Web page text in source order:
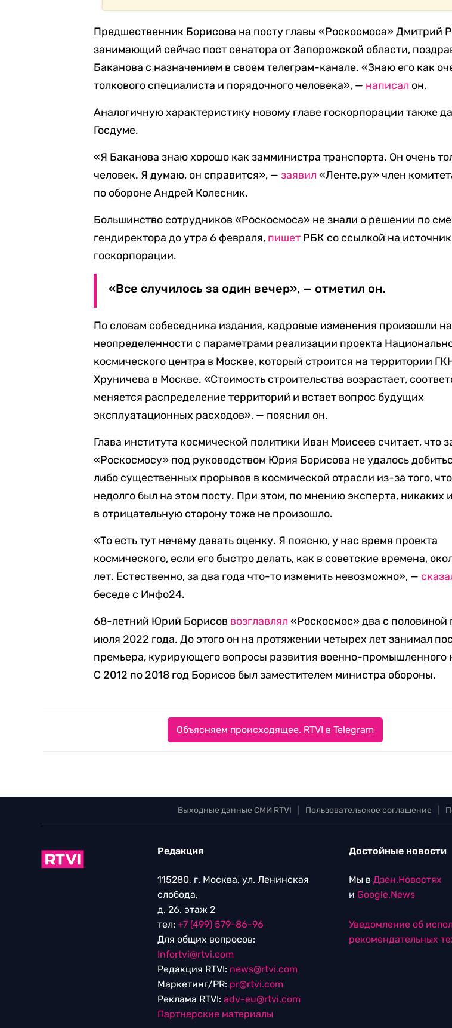
Предшественник Борисова на посту главы «Роскосмоса» Дмитрий
занимающий сейчас пост сенатора от Запорожской области,
Баканова с назначением в своем телеграм-канале. «Знаю его как
толкового специалиста и порядочного человека», — написал он.
Аналогичную характеристику новому главе госкорпорации также
Госдуме.
«Я Баканова знаю хорошо как замминистра транспорта. Он очень
человек. Я думаю, он справится», —заявил «Ленте.ру» член
по обороне Андрей Колесник.
Большинство сотрудников «Роскосмоса» не знали о решении по
гендиректора до утра 6 февраля, пишет РБК со ссылкой на
госкорпорации.
«Все случилось за один вечер», — отметил он.
По словам собеседника издания, кадровые изменения произошли
неопределенности с параметрами реализации проекта
космического центра в Москве, который строится на территории
Хруничева в Москве. «Стоимость строительства возрастает,
меняется распределение территорий и встает вопрос будущих
эксплуатационных расходов», — пояснил он.
Глава института космической политики Иван Моисеев считает, что
«Роскосмосу» под руководством Юрия Борисова не удалось
либо существенных прорывов в космической отрасли из-за того,
недолго был на этом посту. При этом, по мнению эксперта, никаких
в отрицательную сторону тоже не произошло.
«То есть тут нечему давать оценку. Я поясню, у нас время проекта
космического, если его быстро делать, как в советские времена,
лет. Естественно, за два года что-то изменить невозможно», —
беседе с Инфо24.
68-летний Юрий Борисов возглавлял «Роскосмос» два с половиной
июля 2022 года. До этого он на протяжении четырех лет занимал
премьера, курирующего вопросы развития военно-промышленного
С 2012 по 2018 год Борисов был заместителем министра обороны.
Объясняем происходящее. RTVI в Telegram
Выходные данные СМИ RTVI Пользовательское соглашение
Редакция
115280, г. Москва, ул. Ленинская
слобода,
д. 26, этаж 2
тел: +7 (499) 579-86-96
Для общих вопросов:
Infortvi@rtvi.com
Редакция RTVI: news@rtvi.com
Маркетинг/PR: pr@rtvi.com
Реклама RTVI: adv-eu@rtvi.com
Партнерские материалы
Достойные новости
Мы в Дзен.Новостях
и Google.News
Уведомление об
рекомендательных